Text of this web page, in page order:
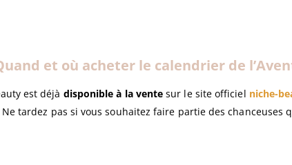
et où acheter le calendrier de
est déjà disponible à la vente sur le site officiel niche-
tardez pas si vous souhaitez faire partie des chanceuses